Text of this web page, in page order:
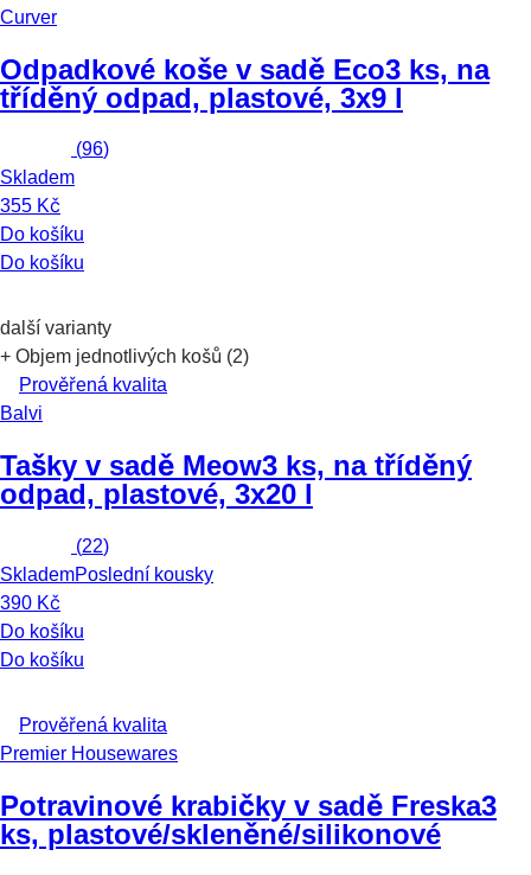
Curver
Odpadkové koše v sadě Eco3 ks, na
tříděný odpad, plastové, 3x9 l
(96)
Skladem
355 Kč
Do košíku
Do košíku
další varianty
+ Objem jednotlivých košů (2)
Prověřená kvalita
Balvi
Tašky v sadě Meow3 ks, na tříděný
odpad, plastové, 3x20 l
(22)
SklademPoslední kousky
390 Kč
Do košíku
Do košíku
Prověřená kvalita
Premier Housewares
Potravinové krabičky v sadě Freska3
ks, plastové/skleněné/silikonové